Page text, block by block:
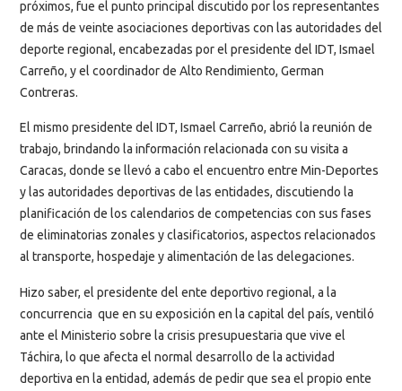
próximos, fue el punto principal discutido por los representantes
de más de veinte asociaciones deportivas con las autoridades del
deporte regional, encabezadas por el presidente del IDT, Ismael
Carreño, y el coordinador de Alto Rendimiento, German
Contreras.
El mismo presidente del IDT, Ismael Carreño, abrió la reunión de
trabajo, brindando la información relacionada con su visita a
Caracas, donde se llevó a cabo el encuentro entre Min-Deportes
y las autoridades deportivas de las entidades, discutiendo la
planificación de los calendarios de competencias con sus fases
de eliminatorias zonales y clasificatorios, aspectos relacionados
al transporte, hospedaje y alimentación de las delegaciones.
Hizo saber, el presidente del ente deportivo regional, a la
concurrencia que en su exposición en la capital del país, ventiló
ante el Ministerio sobre la crisis presupuestaria que vive el
Táchira, lo que afecta el normal desarrollo de la actividad
deportiva en la entidad, además de pedir que sea el propio ente